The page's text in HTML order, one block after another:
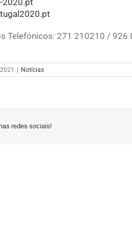
2020.pt
Telefónicos: 271 210210 / 926
Notícias
redes sociais!